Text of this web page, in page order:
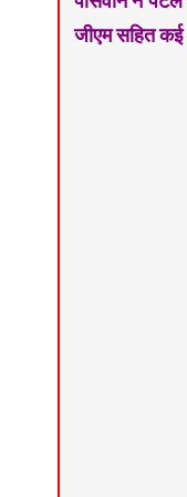
जीएम सहित कई